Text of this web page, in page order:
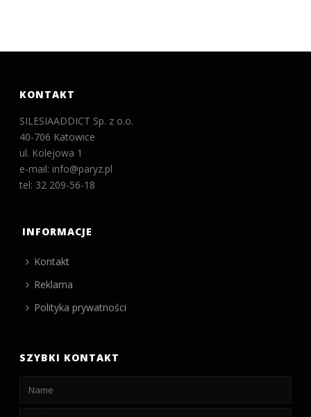
KONTAKT
SILESIAADDICT Sp. z o.o.
40-706 Katowice
ul. Kolejowa 1
e-mail: info@paryz.pl
tel: 32 209-56-18
INFORMACJE
Kontakt
Reklama
Polityka prywatności
SZYBKI KONTAKT